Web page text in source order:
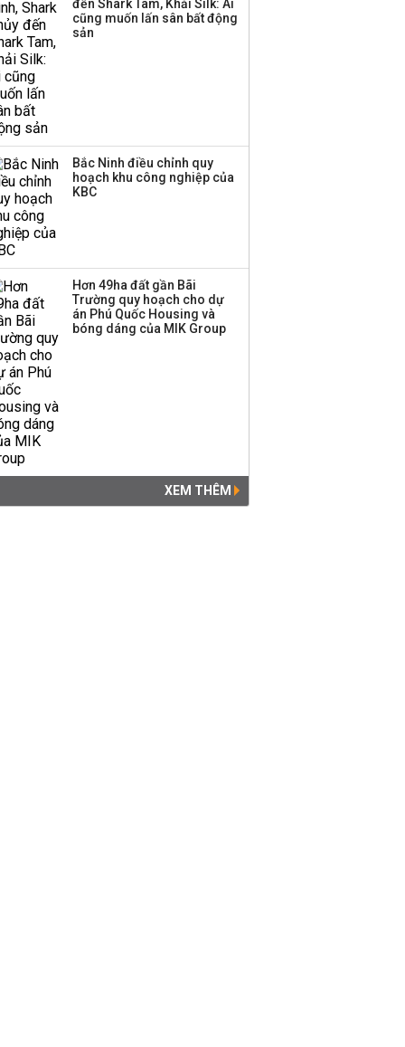
Thành viên HĐQT
đến Shark Tam, Khải Silk: Ai
cũng muốn lấn sân bất động
sản
Bắc Ninh điều chỉnh quy
hoạch khu công nghiệp của
KBC
Hơn 49ha đất gần Bãi
Trường quy hoạch cho dự
án Phú Quốc Housing và
bóng dáng của MIK Group
XEM THÊM